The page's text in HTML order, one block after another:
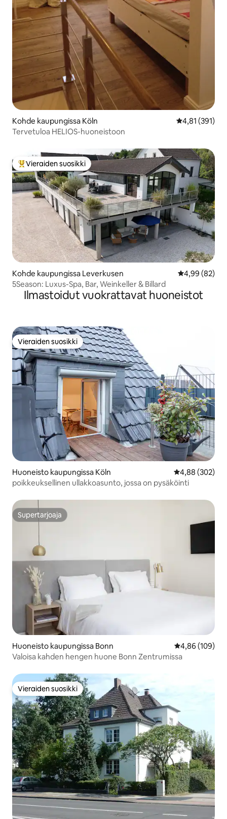
Kohde kaupungissa Köln
4,81 (391)
Tervetuloa HELIOS-huoneistoon
Vieraiden suosikkien parhaimmistoa
Vieraiden suosikki
Kohde kaupungissa Leverkusen
4,99 (82)
5Season: Luxus-Spa, Bar, Weinkeller & Billard
Ilmastoidut vuokrattavat huoneistot
Vieraiden suosikki
Vieraiden suosikki
Huoneisto kaupungissa Köln
4,88 (302)
poikkeuksellinen ullakkoasunto, jossa on pysäköinti
Supertarjoaja
Supertarjoaja
Huoneisto kaupungissa Bonn
4,86 (109)
Valoisa kahden hengen huone Bonn Zentrumissa
Vieraiden suosikki
Vieraiden suosikki